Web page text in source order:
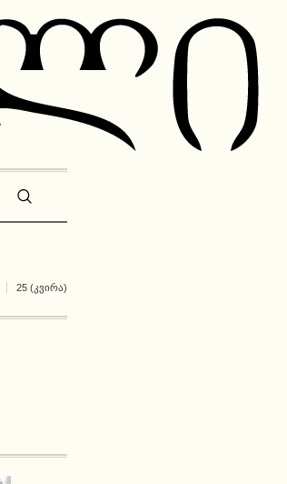
25 (ᲙᲕᲘᲠᲐ)